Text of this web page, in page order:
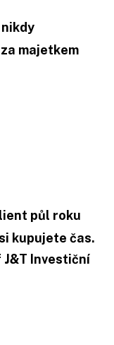
majetkem
půl roku
kupujete čas.
J&T Investiční